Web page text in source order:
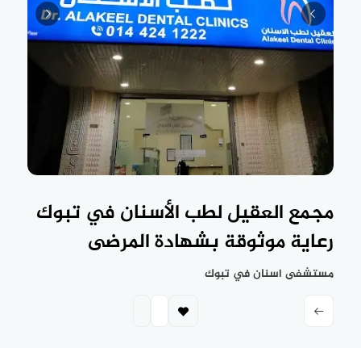
مجمع العقيل لطب الأسنان في تبوك
رعاية موثوقة بشهادة المرضى
مستشفى اسنان في تبوك